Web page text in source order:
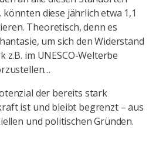
diese jährlich etwa 1,1
Theoretisch, denn es
um sich den Widerstand
z.B. im UNESCO-Welterbe
der bereits stark
ist und bleibt begrenzt – aus
und politischen Gründen.